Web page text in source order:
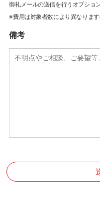
御礼メールの送信を行うオプショ
※費用は対象者数により異なります
備考